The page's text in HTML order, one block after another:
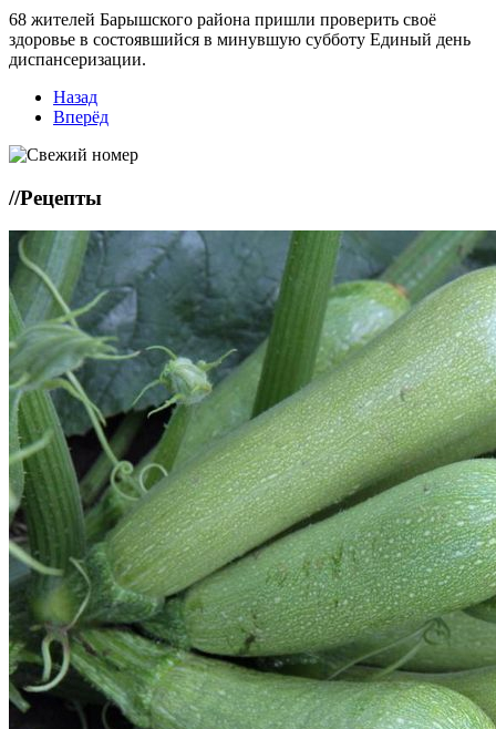
68 жителей Барышского района пришли проверить своё
здоровье в состоявшийся в минувшую субботу Единый день
диспансеризации.
Назад
Вперёд
//Рецепты